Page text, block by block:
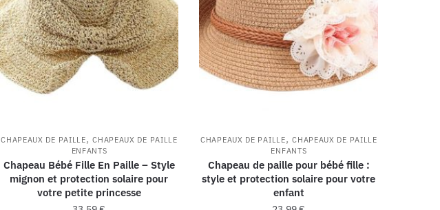
CHAPEAUX DE PAILLE,CHAPEAUX DE PAILLE
ENFANTS
Chapeau Bébé Fille En Paille – Style
mignon et protection solaire pour
votre petite princesse
CHAPEAUX DE PAILLE,CHAPEAUX DE PAILLE
ENFANTS
Chapeau de paille pour bébé fille :
style et protection solaire pour votre
enfant